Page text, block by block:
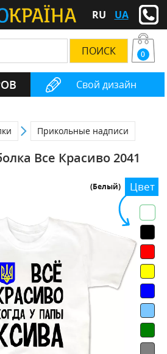
RU UA
Свой дизайн
0
Прикольные надписи
Все Красиво 2041
Цвет
(Белый)